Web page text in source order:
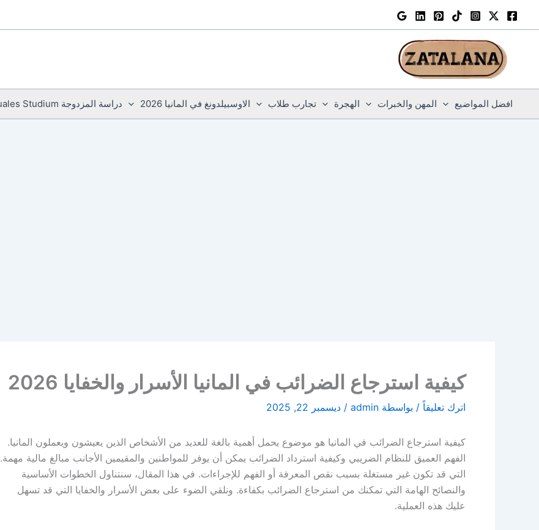
افضل المواضيع المهن والخبرات الهجرة تجارب طلاب الاوسبيلدونغ في المانيا 2026 دراسة المزدوجة Duales Studium
كيفية استرجاع الضرائب في المانيا الأسرار والخفايا 2026
اترك تعليقاً / بواسطة admin
/ ديسمبر 22, 2025
كيفية استرجاع الضرائب في المانيا هو موضوع يحمل أهمية بالغة للعديد من الأشخاص الذين يعيشون ويعملون المانيا.
الفهم العميق للنظام الضريبي وكيفية استرداد الضرائب يمكن أن يوفر للمواطنين والمقيمين الأجانب مبالغ مالية مهمة.
التي قد تكون غير مستغلة بسبب نقص المعرفة أو الفهم للإجراءات. في هذا المقال، سنتناول الخطوات الأساسية
والنصائح الهامة التي تمكنك من استرجاع الضرائب بكفاءة. ونلقي الضوء على بعض الأسرار والخفايا التي قد تسهل
عليك هذه العملية.